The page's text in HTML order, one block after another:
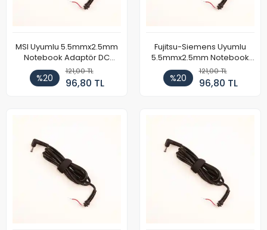
MSI Uyumlu 5.5mmx2.5mm
Notebook Adaptör DC
Kablosu
%20
121,00 TL
96,80 TL
Fujitsu-Siemens Uyumlu
5.5mmx2.5mm Notebook
Adaptör DC Kablosu
%20
121,00 TL
96,80 TL